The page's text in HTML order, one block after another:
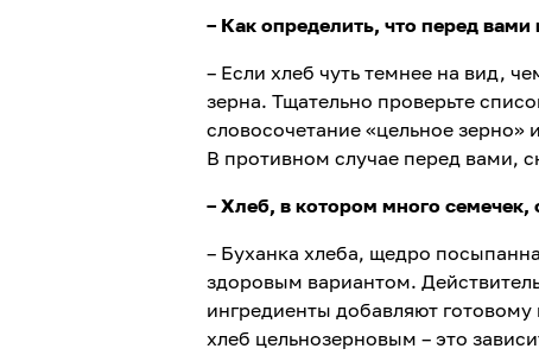
– Как определить, что перед
– Если хлеб чуть темнее на вид,
зерна. Тщательно проверьте
словосочетание «цельное зерно»
В противном случае перед вами,
– Хлеб, в котором много семечек,
– Буханка хлеба, щедро
здоровым вариантом.
ингредиенты добавляют
хлеб цельнозерновым – это